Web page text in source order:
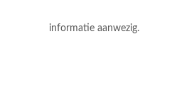
informatie aanwezig.